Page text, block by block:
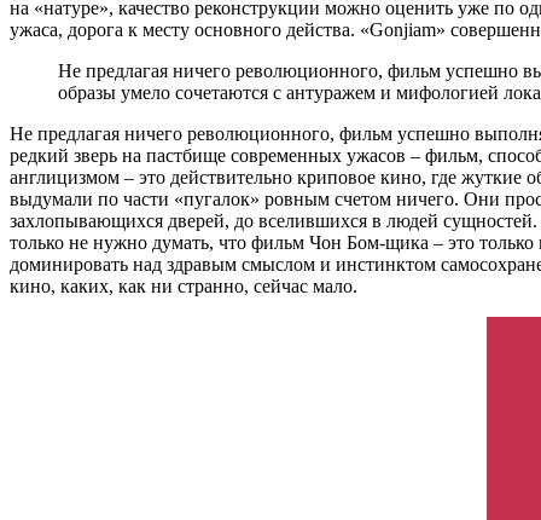
на «натуре», качество реконструкции можно оценить уже по
ужаса, дорога к месту основного действа. «Gonjiam»
Не предлагая ничего революционного, фильм успешно
образы умело сочетаются с антуражем и мифологией
Не предлагая ничего революционного, фильм успешно
редкий зверь на пастбище современных ужасов – фильм,
англицизмом – это действительно криповое кино, где
выдумали по части «пугалок» ровным счетом ничего. Они
захлопывающихся дверей, до вселившихся в людей
только не нужно думать, что фильм Чон Бом-щика – это только
доминировать над здравым смыслом и инстинктом
кино, каких, как ни странно, сейчас мало.